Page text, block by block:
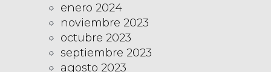
enero 2024
noviembre 2023
octubre 2023
septiembre 2023
agosto 2023